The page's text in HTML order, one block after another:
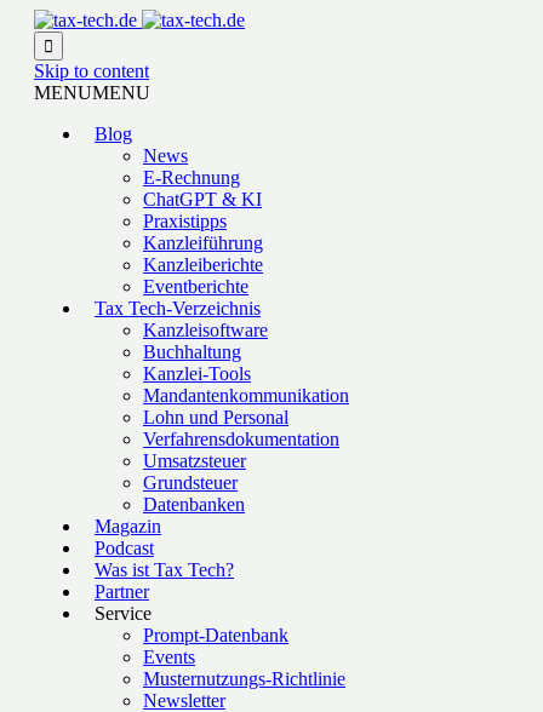

Skip to content
MENUMENU
Blog
News
E-Rechnung
ChatGPT & KI
Praxistipps
Kanzleiführung
Kanzleiberichte
Eventberichte
Tax Tech-Verzeichnis
Kanzleisoftware
Buchhaltung
Kanzlei-Tools
Mandantenkommunikation
Lohn und Personal
Verfahrensdokumentation
Umsatzsteuer
Grundsteuer
Datenbanken
Magazin
Podcast
Was ist Tax Tech?
Partner
Service
Prompt-Datenbank
Events
Musternutzungs-Richtlinie
Newsletter